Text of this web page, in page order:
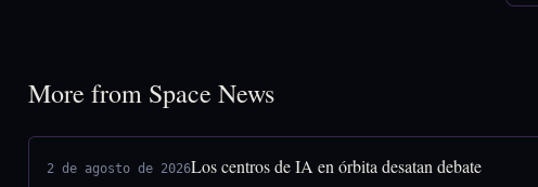
More from Space News
2 de agosto de 2026Los centros de IA en órbita desatan debate